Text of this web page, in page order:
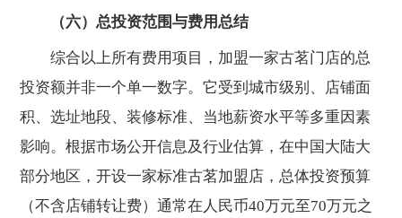
（六）总投资范围与费用总结
综合以上所有费用项目，加盟一家古茗门店的总
投资额并非一个单一数字。它受到城市级别、店铺面
积、选址地段、装修标准、当地薪资水平等多重因素
影响。根据市场公开信息及行业估算，在中国大陆大
部分地区，开设一家标准古茗加盟店，总体投资预算
（不含店铺转让费）通常在人民币40万元至70万元之